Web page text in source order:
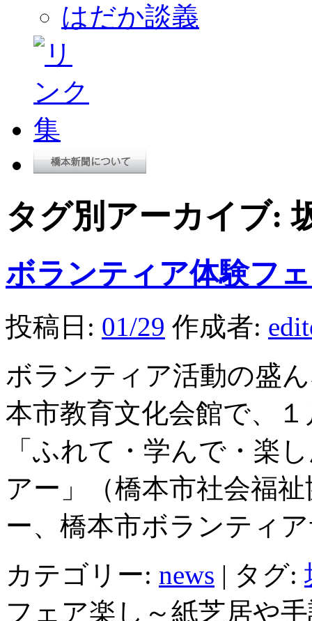
はだか談義
タグ別アーカイブ:
ボランティア体験フ
投稿日: 01/29 作成者:
ボランティア活動の盛
本市教育文化会館で、
「ふれて・学んで・楽
アー」（橋本市社会福
ー、橋本市ボランティ
カテゴリー: news | タグ:
フェア楽し～紙芝居や